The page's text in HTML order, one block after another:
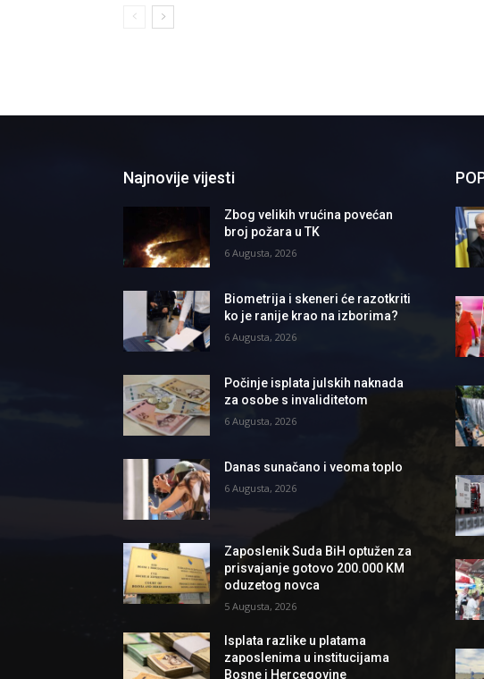
Najnovije vijesti
Zbog velikih vrućina povećan
broj požara u TK
6 Augusta, 2026
Biometrija i skeneri će razotkriti
ko je ranije krao na izborima?
6 Augusta, 2026
Počinje isplata julskih naknada
za osobe s invaliditetom
6 Augusta, 2026
Danas sunačano i veoma toplo
6 Augusta, 2026
Zaposlenik Suda BiH optužen za
prisvajanje gotovo 200.000 KM
oduzetog novca
5 Augusta, 2026
Isplata razlike u platama
zaposlenima u institucijama
Bosne i Hercegovine